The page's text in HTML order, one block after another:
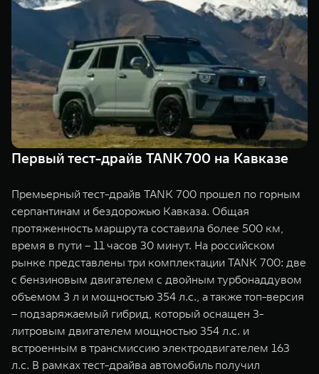
TANK 500
Веди за собой
TANK 700
Сила
WEY 07
Расширяя границы комфорта
от 6 149 000 ₽
Эстетика
от 5 699
TANK Финансы
Корпоративным клиентам
TANK ФИНАНСЫ
TANK Кредит
TANK Лизинг
TANK Страхование
Сервис
Специальные предложения
Моторные масла
ЦИФРОВЫЕ СЕРВИСЫ TANK
Цифровые сервисы TANK
Подписки
Первый тест-драйв TANK 700 на Кавказе
Премьерный тест-драйв TANK 700 прошел по горным
серпантинам и бездорожью Кавказа. Общая
протяженность маршрута составила более 500 км,
время в пути – 11 часов 30 минут. На российском
рынке представлены три комплектации TANK 700: две
с бензиновым двигателем с двойным турбонаддувом
объемом 3 л и мощностью 354 л.с., а также топ-версия
– подзаряжаемый гибрид, который оснащен 3-
литровым двигателем мощностью 354 л.с. и
встроенным в трансмиссию электродвигателем 163
л.с. В рамках тест-драйва автомобиль получил